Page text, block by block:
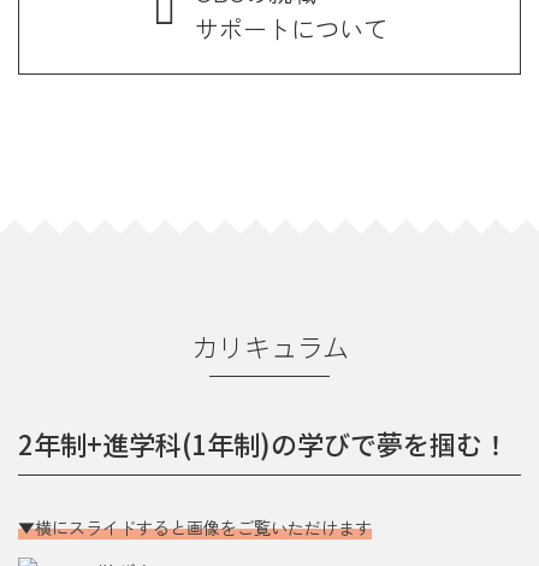
サポートについて
カリキュラム
2年制+進学科(1年制)の学びで夢を掴む！
横にスライドすると画像をご覧いただけます